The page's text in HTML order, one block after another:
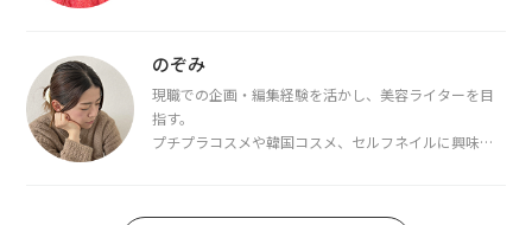
断・骨格診断によるイメージコンサルティングも行っ
のぞみ
現職での企画・編集経験を活かし、美容ライターを目
指す。
プチプラコスメや韓国コスメ、セルフネイルに興味が
日本化粧品検定1級保有。